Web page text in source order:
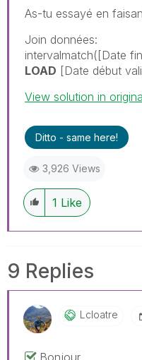
As-tu essayé en
Join données:
intervalmatch([Date
LOAD [Date début
View solution in
Ditto - same here!
3,926 Views
1 Like
9 Replies
Lcloatre
Bonjour,